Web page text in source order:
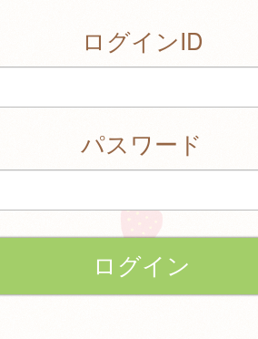
ログインID
パスワード